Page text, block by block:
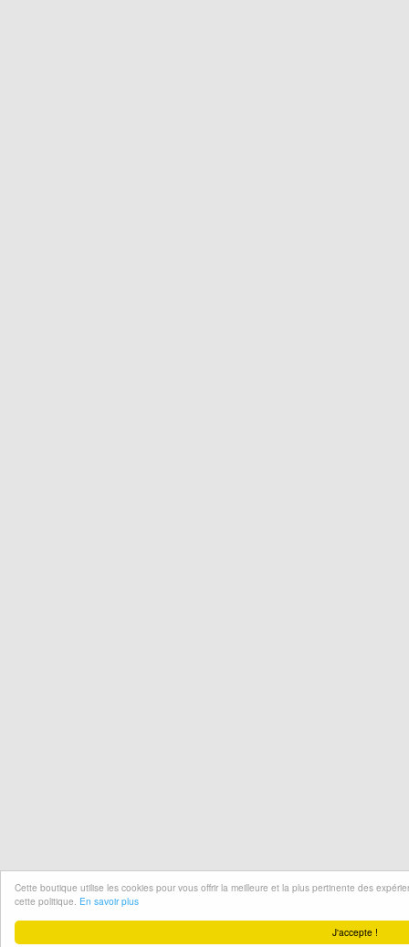
J'accepte !
Cette boutique utilise les cookies pour vous offrir la meilleure et la plus pertinente des
cette politique. En savoir plus